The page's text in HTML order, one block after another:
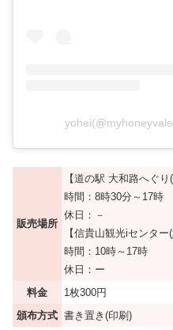
販売場所
【道の駅 大和路へぐ
時間：8時30分～17時
休日：－
【信貴山観光iセンター(
時間：10時～17時
休日：ー
料金
1枚300円
頒布方式 書き置き(印刷)